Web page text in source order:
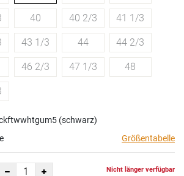
40 40 2/3 41 1/3
43 1/3 44 44 2/3
46 2/3 47 1/3 48
(schwarz)
Größentabelle
Nicht länger verfügbar